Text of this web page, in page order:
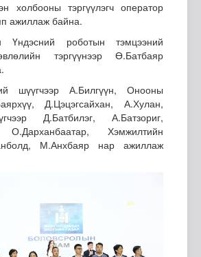
холбооны тэргүүлэгч оператор
ажиллаж байна.
Үндэсний роботын тэмцээний
тэргүүнээр Ө.Батбаяр
шүүгчээр А.Билгүүн, Онооны
Д.Цэцэгсайхан, А.Хулан,
Д.Батбилэг, А.Батзориг,
О.Дарханбаатар, Хэмжилтийн
М.Анхбаяр нар ажиллаж